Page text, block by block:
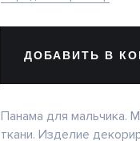
ДОБАВИТЬ В
Панама для мальчика.
ткани. Изделие